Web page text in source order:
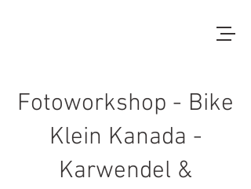
Fotoworkshop - Bike
Klein Kanada -
Karwendel &